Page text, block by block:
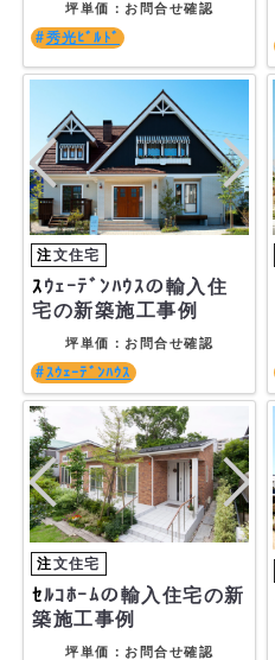
坪単価：お問合せ確認
秀光ﾋﾞﾙﾄﾞ
ｽｳｪｰﾃﾞﾝﾊｳｽの輸入住
宅の新築施工事例
坪単価：お問合せ確認
ｽｳｪｰﾃﾞﾝﾊｳｽ
ｾﾙｺﾎｰﾑの輸入住宅の新
築施工事例
坪単価：お問合せ確認